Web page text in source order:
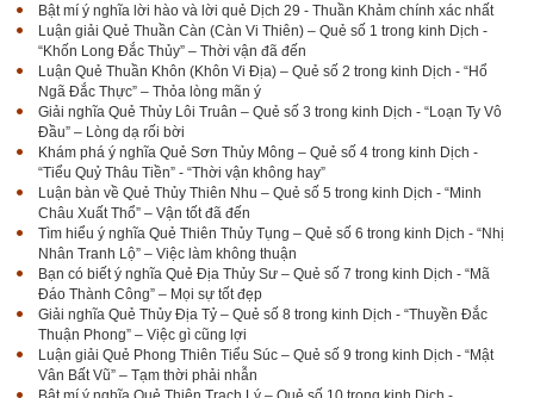
Bật mí ý nghĩa lời hào và lời quẻ Dịch 29 - Thuần Khảm chính xác nhất
Luận giải Quẻ Thuần Càn (Càn Vi Thiên) – Quẻ số 1 trong kinh Dịch -
“Khốn Long Đắc Thủy” – Thời vận đã đến
Luận Quẻ Thuần Khôn (Khôn Vi Địa) – Quẻ số 2 trong kinh Dịch - “Hổ
Ngã Đắc Thực” – Thỏa lòng mãn ý
Giải nghĩa Quẻ Thủy Lôi Truân – Quẻ số 3 trong kinh Dịch - “Loạn Ty Vô
Đầu” – Lòng dạ rối bời
Khám phá ý nghĩa Quẻ Sơn Thủy Mông – Quẻ số 4 trong kinh Dịch -
“Tiểu Quỷ Thâu Tiền” - “Thời vận không hay”
Luận bàn về Quẻ Thủy Thiên Nhu – Quẻ số 5 trong kinh Dịch - “Minh
Châu Xuất Thổ” – Vận tốt đã đến
Tìm hiểu ý nghĩa Quẻ Thiên Thủy Tụng – Quẻ số 6 trong kinh Dịch - “Nhị
Nhân Tranh Lộ” – Việc làm không thuận
Bạn có biết ý nghĩa Quẻ Địa Thủy Sư – Quẻ số 7 trong kinh Dịch - “Mã
Đáo Thành Công” – Mọi sự tốt đẹp
Giải nghĩa Quẻ Thủy Địa Tỷ – Quẻ số 8 trong kinh Dịch - “Thuyền Đắc
Thuận Phong” – Việc gì cũng lợi
Luận giải Quẻ Phong Thiên Tiểu Súc – Quẻ số 9 trong kinh Dịch - “Mật
Vân Bất Vũ” – Tạm thời phải nhẫn